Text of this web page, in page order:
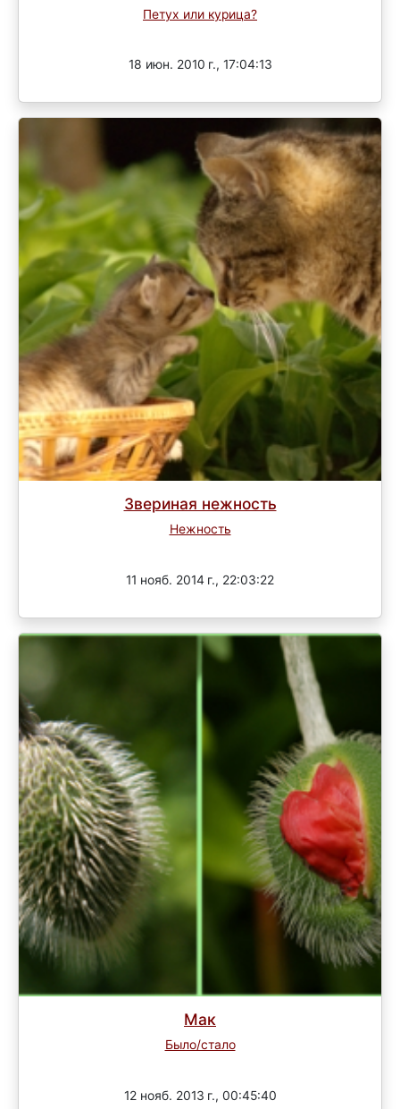
Петух или курица?
18 июн. 2010 г., 17:04:13
Звериная нежность
Нежность
11 нояб. 2014 г., 22:03:22
Мак
Было/стало
12 нояб. 2013 г., 00:45:40